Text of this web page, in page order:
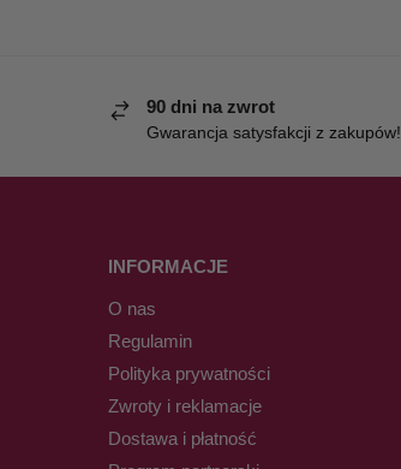
90 dni na zwrot
Gwarancja satysfakcji z zakupów!
INFORMACJE
O nas
Regulamin
Polityka prywatności
Zwroty i reklamacje
Dostawa i płatność